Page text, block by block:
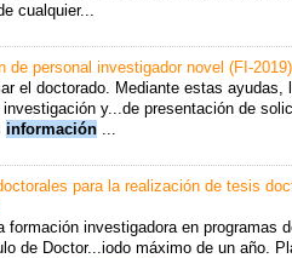
cualquier...
de personal investigador novel (FI-2019)
el doctorado. Mediante estas ayudas,
y...de presentación de
información ...
para la realización de tesis
formación investigadora en programas
de Doctor...iodo máximo de un año.